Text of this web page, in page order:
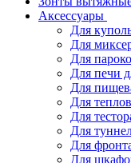
Аксессуары
Для
Для
Для
Для печи
Для
Для
Для
Для
Для
Для